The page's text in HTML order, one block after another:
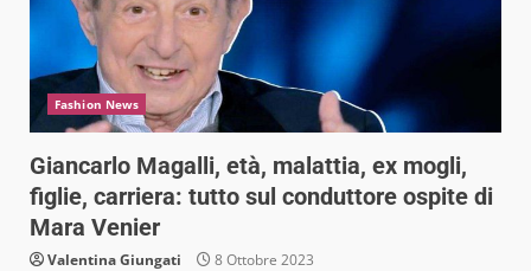
Fashion News
Giancarlo Magalli, età, malattia, ex mogli,
figlie, carriera: tutto sul conduttore ospite di
Mara Venier
Valentina Giungati 8 Ottobre 2023